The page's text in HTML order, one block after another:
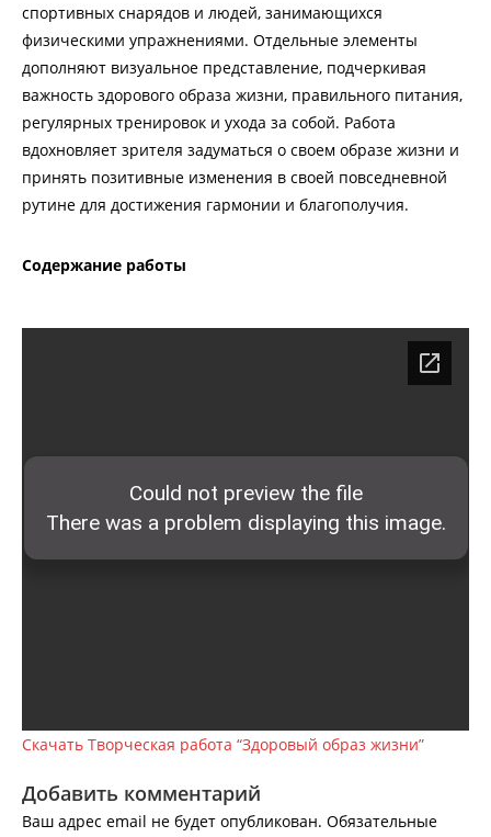
спортивных снарядов и людей, занимающихся
физическими упражнениями. Отдельные элементы
дополняют визуальное представление, подчеркивая
важность здорового образа жизни, правильного питания,
регулярных тренировок и ухода за собой. Работа
вдохновляет зрителя задуматься о своем образе жизни и
принять позитивные изменения в своей повседневной
рутине для достижения гармонии и благополучия.
Содержание работы
Скачать Творческая работа “Здоровый образ жизни”
Добавить комментарий
Ваш адрес email не будет опубликован. Обязательные